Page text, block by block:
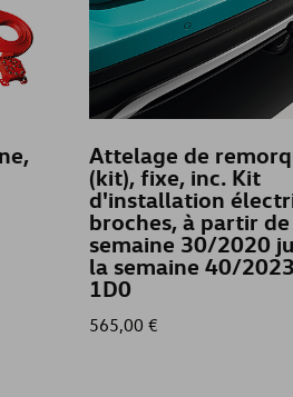
Attelage de
(kit), fixe, inc. Kit
d'installation
broches, à partir
semaine 30/2020
la semaine 40/
1D0
565,00 €